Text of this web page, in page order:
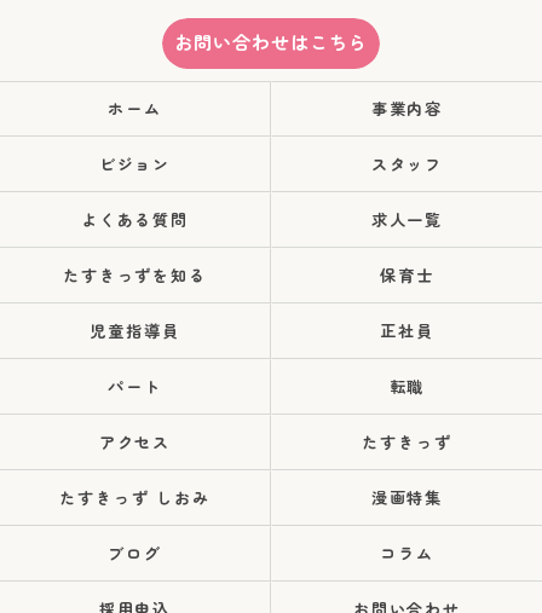
お問い合わせはこちら
ホーム 事業内容
ビジョン スタッフ
よくある質問 求人一覧
たすきっずを知る 保育士
児童指導員 正社員
パート 転職
アクセス たすきっず
たすきっず しおみ 漫画特集
ブログ コラム